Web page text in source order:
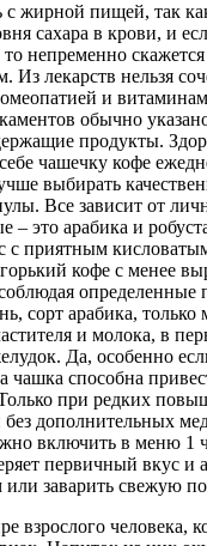
с жирной пищей, так
сахара в крови, и
то непременно
Из лекарств нельзя
и
обычно
продукты.
чашечку кофе
выбирать
Все зависит от
– это арабика и
с приятным
кофе с менее
определенные
сорт арабика, только
и молока, в
Да, особенно
чашка способна
при редких
дополнительных
включить в меню 1
первичный вкус и
заварить свежую
взрослого человека,